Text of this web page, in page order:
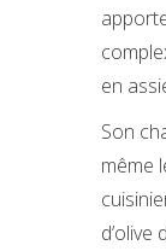
en
Son
même